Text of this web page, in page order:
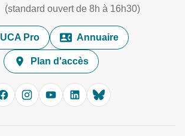
(standard ouvert de 8h à 16h30)
UCA Pro Annuaire
Plan d'accès